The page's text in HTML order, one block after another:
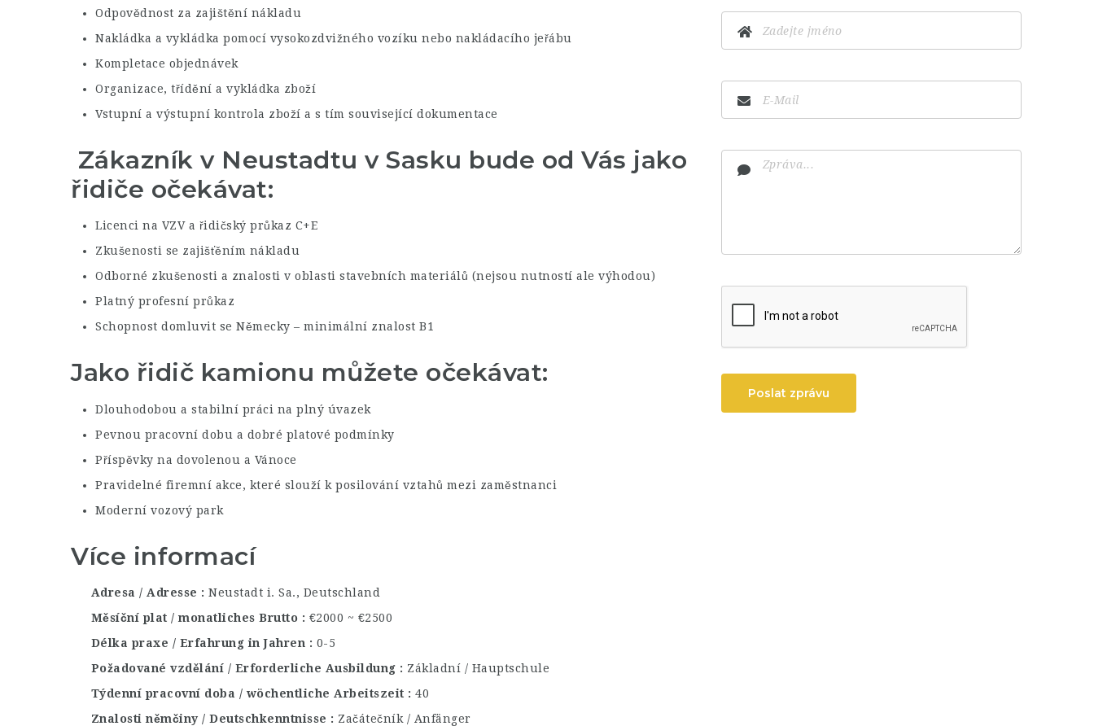
Odpovědnost za zajištění nákladu
Nakládka a vykládka pomocí vysokozdvižného vozíku nebo nakládacího jeřábu
Kompletace objednávek
Organizace, třídění a vykládka zboží
Vstupní a výstupní kontrola zboží a s tím související dokumentace
Zákazník v Neustadtu v Sasku bude od Vás jako
řidiče očekávat:
Licenci na VZV a řidičský průkaz C+E
Zkušenosti se zajišťěním nákladu
Odborné zkušenosti a znalosti v oblasti stavebních materiálů (nejsou nutností ale výhodou)
Platný profesní průkaz
Schopnost domluvit se Německy – minimální znalost B1
Jako řidič kamionu můžete očekávat:
Dlouhodobou a stabilní práci na plný úvazek
Pevnou pracovní dobu a dobré platové podmínky
Příspěvky na dovolenou a Vánoce
Pravidelné firemní akce, které slouží k posilování vztahů mezi zaměstnanci
Moderní vozový park
Více informací
Adresa / Adresse
Neustadt i. Sa., Deutschland
Měsíční plat / monatliches Brutto
€2000 ~ €2500
Délka praxe / Erfahrung in Jahren
0-5
Požadované vzdělání / Erforderliche Ausbildung
Základní / Hauptschule
Týdenní pracovní doba / wöchentliche Arbeitszeit
40
Znalosti němčiny / Deutschkenntnisse
Začátečník / Anfänger
Poslat zprávu